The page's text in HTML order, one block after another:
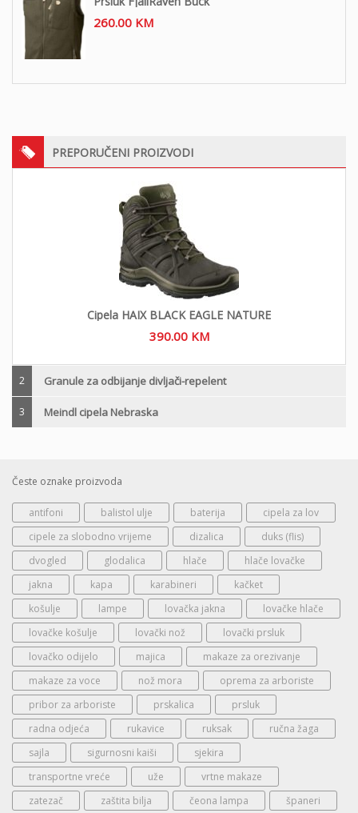
260.00 KM
PREPORUČENI PROIZVODI
Cipela HAIX BLACK EAGLE NATURE
390.00 KM
2 Granule za odbijanje divljači-repelent
3 Meindl cipela Nebraska
Česte oznake proizvoda
antifoni balistol ulje baterija
cipela za lov
cipele za slobodno vrijeme
dizalica
duks (flis)
dvogled
glodalica hlače
hlače lovačke
jakna
kapa karabineri
kačket
košulje
lampe lovačka jakna
lovačke hlače
lovačke košulje
lovački nož
lovački prsluk
lovačko odijelo
majica
makaze za orezivanje
makaze za voce
nož mora
oprema za arboriste
pribor za arboriste
prskalica
prsluk
radna odjeća
rukavice ruksak
ručna žaga
sajla
sigurnosni kaiši
sjekira
transportne vreće
uže
vrtne makaze
zatezač
zaštita bilja čeona lampa španeri